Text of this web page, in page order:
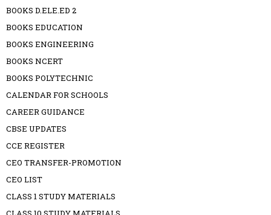
BOOKS D.ELE.ED 2
BOOKS EDUCATION
BOOKS ENGINEERING
BOOKS NCERT
BOOKS POLYTECHNIC
CALENDAR FOR SCHOOLS
CAREER GUIDANCE
CBSE UPDATES
CCE REGISTER
CEO TRANSFER-PROMOTION
CEO LIST
CLASS 1 STUDY MATERIALS